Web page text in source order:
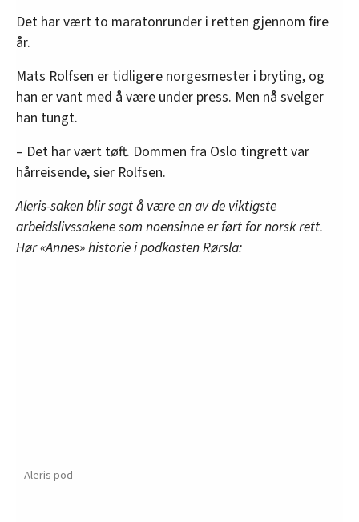
Det har vært to maratonrunder i retten gjennom fire
år.
Mats Rolfsen er tidligere norgesmester i bryting, og
han er vant med å være under press. Men nå svelger
han tungt.
– Det har vært tøft. Dommen fra Oslo tingrett var
hårreisende, sier Rolfsen.
Aleris-saken blir sagt å være en av de viktigste
arbeidslivssakene som noensinne er ført for norsk rett.
Hør «Annes» historie i podkasten Rørsla:
Aleris pod